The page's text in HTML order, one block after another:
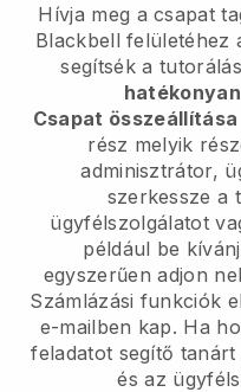
Hívja meg a csapat
Blackbell felületéhez
segítsék a
Csapat összeállítása
rész melyik
adminisztrátor,
szerkessze a
ügyfélszolgálatot
például be
egyszerűen adjon
Számlázási funkciók
e-mailben kap. Ha
feladatot segítő tanárt
és az